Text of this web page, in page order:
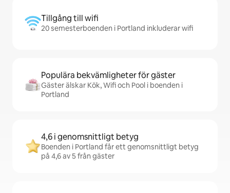
Tillgång till wifi
20 semesterboenden i Portland inkluderar wifi
Populära bekvämligheter för gäster
Gäster älskar Kök, Wifi och Pool i boenden i
Portland
4,6 i genomsnittligt betyg
Boenden i Portland får ett genomsnittligt betyg
på 4,6 av 5 från gäster